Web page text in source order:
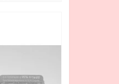
Слабокислотная пенка с